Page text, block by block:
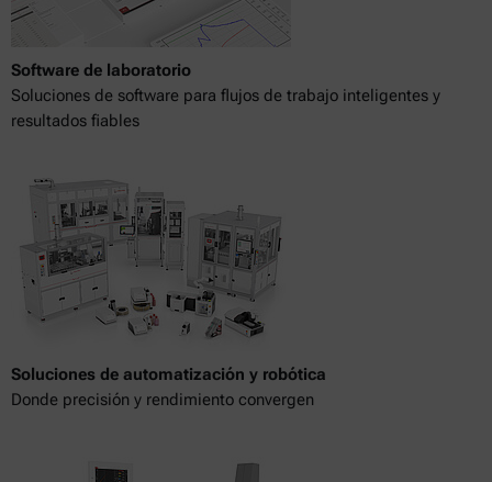
Software de laboratorio
Soluciones de software para flujos de trabajo inteligentes y
resultados fiables
Soluciones de automatización y robótica
Donde precisión y rendimiento convergen